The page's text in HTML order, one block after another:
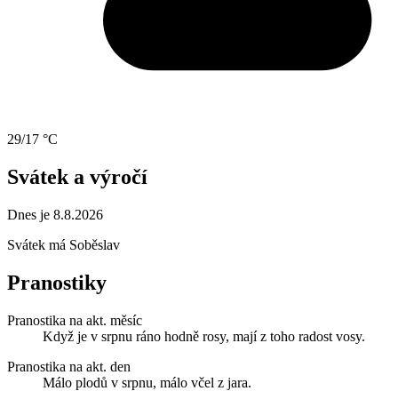
29/17 °C
Svátek a výročí
Dnes je 8.8.2026
Svátek má Soběslav
Pranostiky
Pranostika na akt. měsíc
Když je v srpnu ráno hodně rosy, mají z toho radost vosy.
Pranostika na akt. den
Málo plodů v srpnu, málo včel z jara.